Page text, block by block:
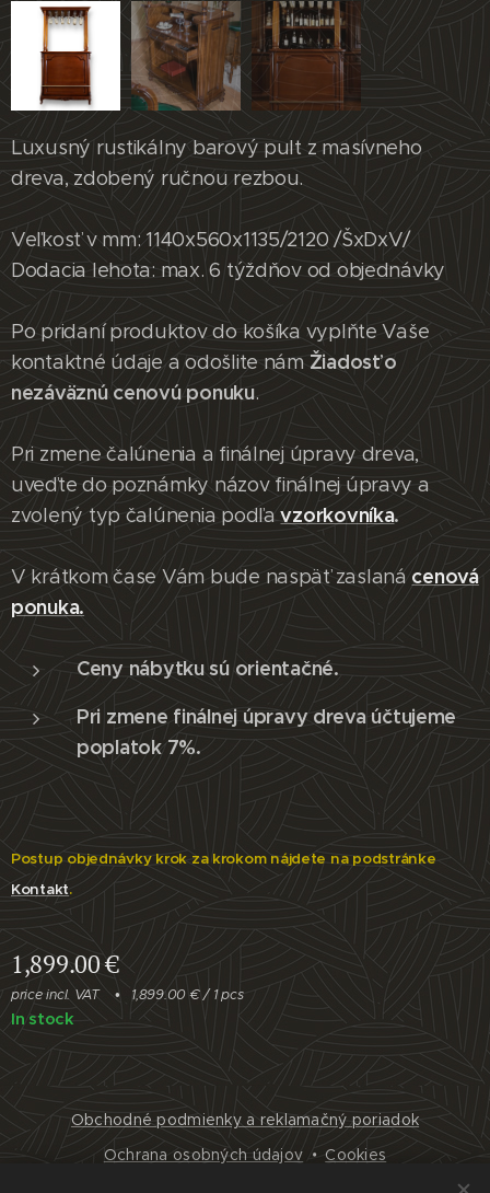
Rustikálny barový pult Royal
Luxusný rustikálny barový pult z masívneho
dreva, zdobený ručnou rezbou.
Veľkosť v mm: 1140x560x1135/2120 /ŠxDxV/
Dodacia lehota: max. 6 týždňov od objednávky
Po pridaní produktov do košíka vyplňte Vaše
kontaktné údaje a odošlite nám Žiadosť o
nezáväznú cenovú ponuku.
Pri zmene čalúnenia a finálnej úpravy dreva,
uveďte do poznámky názov finálnej úpravy a
zvolený typ čalúnenia podľavzorkovníka.
V krátkom čase Vám bude naspäť zaslaná cenová
ponuka.
Ceny nábytku sú orientačné.
Pri zmene finálnej úpravy dreva účtujeme
poplatok 7%.
Postup objednávky krok za krokom nájdete na podstránke
Kontakt.
1,899.00€
price incl. VAT 1,899.00 € / 1 pcs
In stock
Obchodné podmienky a reklamačný poriadok
Ochrana osobných údajov
Cookies